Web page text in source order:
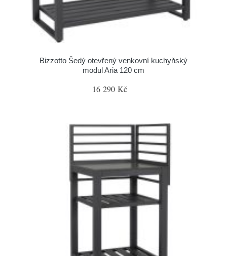
Bizzotto Šedý otevřený venkovní kuchyňský
modul Aria 120 cm
16 290 Kč